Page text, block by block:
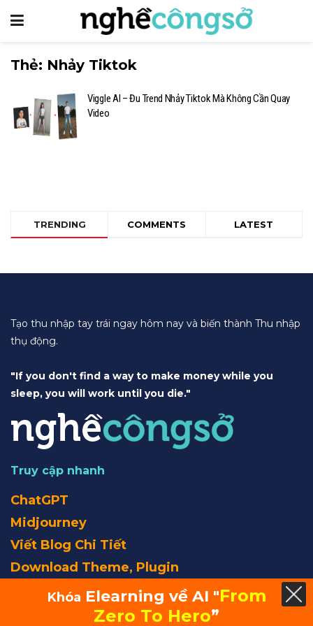
Thẻ: Nhảy Tiktok
Viggle AI – Đu Trend Nhảy Tiktok Mà Không Cần Quay
Video
TRENDING COMMENTS LATEST
Tạo thu nhập tay trái ngay hôm nay và biến thành Thu nhập
thụ động.
"If you don't find a way to make money while you
sleep, you will work until you die."
Truy cập nhanh
ChatGPT
Midjourney
Viết Blog Chi Tiết
Download Theme, Plugin
Khóa Elearning về AI "From
Zero To Hero”